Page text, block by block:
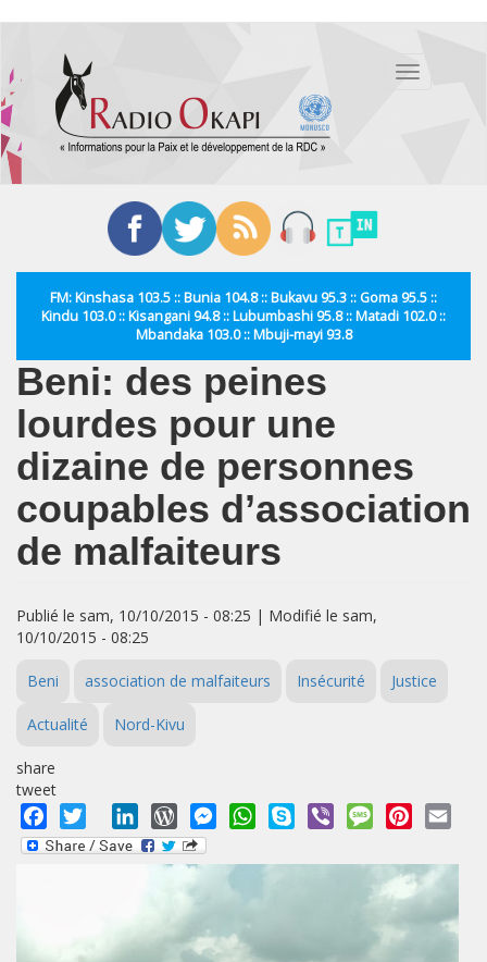
contenu
principal
Toggle
FM: Kinshasa 103.5 :: Bunia 104.8 :: Bukavu 95.3 :: Goma 95.5 ::
Kindu 103.0 :: Kisangani 94.8 :: Lubumbashi 95.8 :: Matadi 102.0 ::
Mbandaka 103.0 :: Mbuji-mayi 93.8
Beni: des peines
lourdes pour une
dizaine de personnes
coupables d’association
de malfaiteurs
Publié le sam, 10/10/2015 - 08:25 | Modifié le sam,
10/10/2015 - 08:25
Beni association de malfaiteurs Insécurité Justice
Actualité Nord-Kivu
share
tweet
Facebook
Twitter LinkedInWordPressMessengerWhatsApp
Skype Viber MessagePinterest